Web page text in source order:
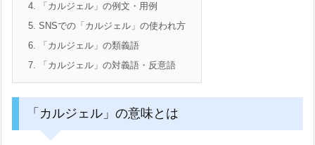
4. 「カルジェル」の例文・用例
5. SNSでの「カルジェル」の使われ方
6. 「カルジェル」の類義語
7. 「カルジェル」の対義語・反意語
「カルジェル」の意味とは